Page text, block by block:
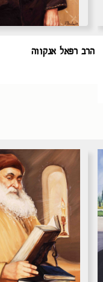
הרב רפאל אנקווה